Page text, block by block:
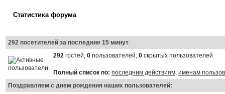
Статистика форума
292 посетителей за последние 15 минут
292гостей, 0пользователей, 0скрытых пользователей
Полный список по: последним действиям, именам
Поздравляем с днем рождения наших пользователей: